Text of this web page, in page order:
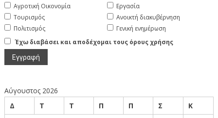
Αγροτική Οικονομία
Τουρισμός
Πολιτισμός
Εργασία
Ανοικτή διακυβέρνηση
Γενική ενημέρωση
Έχω διαβάσει και αποδέχομαι τους όρους χρήσης
Αύγουστος 2026
Δ
Τ Τ Π Π Σ
Κ